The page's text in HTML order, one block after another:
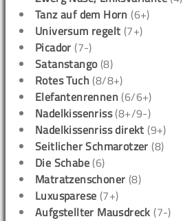
Tanz auf dem Horn (6+)
Universum regelt (7+)
Picador (7-)
Satanstango(8)
Rotes Tuch (8/8+)
Elefantenrennen (6/6+)
Nadelkissenriss(8+/9-)
Nadelkissenriss direkt (9+)
Seitlicher Schmarotzer (8)
Die Schabe (6)
Matratzenschoner (8)
Luxusparese (7+)
Aufgstellter Mausdreck (7-)